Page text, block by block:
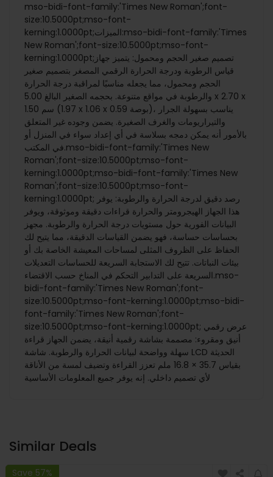
mso-bidi-font-family:'Times New Roman';font-
size:10.5000pt;mso-font-
kerning:1.0000pt;الميزات:mso-bidi-font-family:'Times
New Roman';font-size:10.5000pt;mso-font-
kerning:1.0000pt;تصميم صغير الحجم ومحمول: يتميز جهاز
قياس الرطوبة ودرجة الحرارة الرقمي المصغر بتصميم صغير
الحجم ومحمول، مما يجعله مناسبًا لمراقبة درجة الحرارة
والرطوبة في مواقع متنوعة. بحجمه الصغير البالغ 5.00 x 2.70 x
1.50 سم (1.97 x 1.06 x 0.59 بوصة)، يناسب بسهولة الجرار
والتيراريومات والغرف الصغيرة. يضمن وجوده غير المتعلق
بالأمور أنه يمكن دمجه بسلاسة في أي إعداد سواء في المنزل أو
في المكتب.mso-bidi-font-family:'Times New
Roman';font-size:10.5000pt;mso-font-
kerning:1.0000pt;mso-bidi-font-family:'Times New
Roman';font-size:10.5000pt;mso-font-
kerning:1.0000pt; رصد دقيق لدرجة الحرارة والرطوبة: يوفر
هذا الجهاز الهيجرومتر والحرارة قراءات دقيقة وموثوقة، ويوفر
البيانات الفورية حول مستويات درجة الحرارة والرطوبة. مجهز
بحساسات حساسة، فهو يضمن القياسات الدقيقة، مما يتيح لك
الحفاظ على الظروف المثلى لمساحات المعيشة الخاصة بك أو
بيئات النباتات. تتيح لك الاستجابة السريعة للحساسات التعديلات
السريعة على التدابير التحكم في المناخ حسب الاقتضاء.mso-
bidi-font-family:'Times New Roman';font-
size:10.5000pt;mso-font-kerning:1.0000pt;mso-bidi-
font-family:'Times New Roman';font-
size:10.5000pt;mso-font-kerning:1.0000pt; عرض رقمي
أنيق ومقروء: مصممة بشاشة رقمية أنيقة، يضمن الجهاز قراءة
سهلة وواضحة لبيانات الحرارة والرطوبة. شاشة LCD الحديثة
بقياس 35.7 × 16.8 ملم تعزز القراءة وتضيف لمسة من الأناقة
لأي تصميم داخلي. إنه يوفر جميع المعلومات الأساسية
Similar Deals
Save 57%